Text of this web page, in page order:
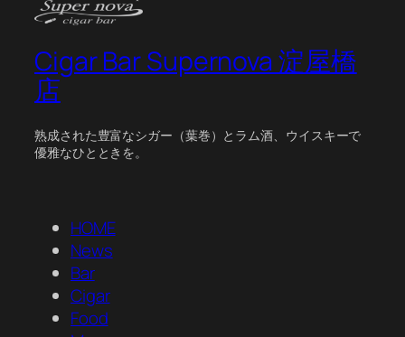
Cigar Bar Supernova 淀屋橋
店
熟成された豊富なシガー（葉巻）とラム酒、ウイスキーで
優雅なひとときを。
HOME
News
Bar
Cigar
Food